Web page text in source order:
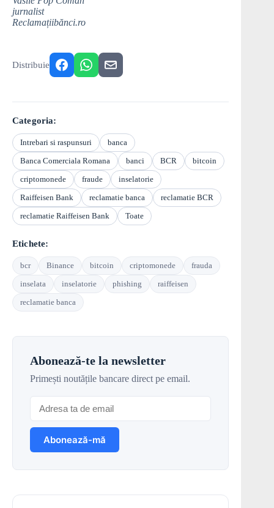
jurnalist
Reclamațiibănci.ro
Distribuie
Categoria:
Intrebari si raspunsuri
banca
Banca Comerciala Romana
banci BCR
bitcoin
criptomonede
fraude
inselatorie
Raiffeisen Bank
reclamatie banca
reclamatie BCR
reclamatie Raiffeisen Bank
Toate
Etichete:
bcr Binance bitcoin criptomonede
frauda
inselata
inselatorie phishing
raiffeisen
reclamatie banca
Abonează-te la newsletter
Primești noutățile bancare direct pe email.